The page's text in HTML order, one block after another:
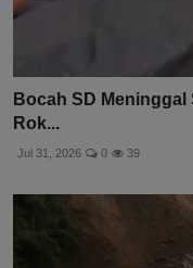
Bocah SD
Rok...
Jul 31, 2026 0 39